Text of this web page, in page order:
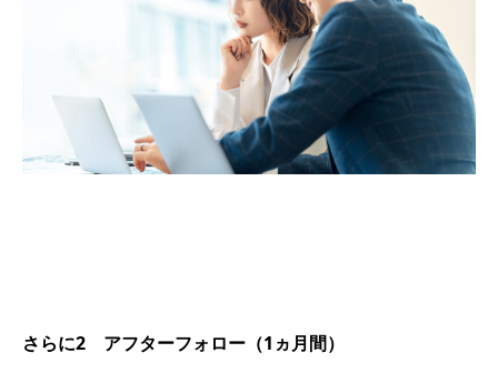
さらに2 アフターフォロー（1ヵ月間）